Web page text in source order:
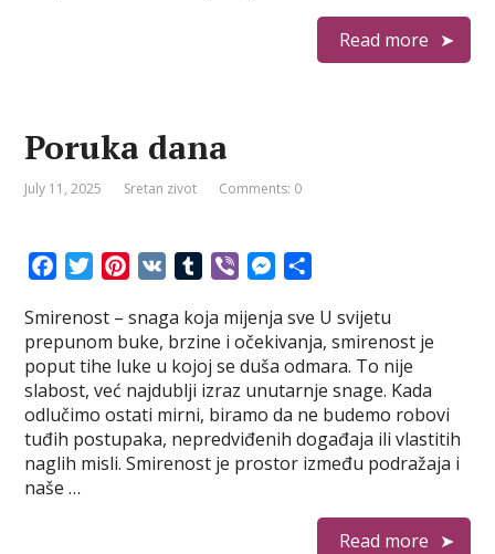
Read more
Poruka dana
July 11, 2025 Sretan zivot Comments: 0
c
e
b
o
o
k
T
i
t
t
e
r
n
t
e
r
e
s
m
b
l
r
b
e
r
M
s
s
e
n
g
e
a
r
e
Smirenost – snaga koja mijenja sve U svijetu
prepunom buke, brzine i očekivanja, smirenost je
poput tihe luke u kojoj se duša odmara. To nije
slabost, već najdublji izraz unutarnje snage. Kada
odlučimo ostati mirni, biramo da ne budemo robovi
tuđih postupaka, nepredviđenih događaja ili vlastitih
naglih misli. Smirenost je prostor između podražaja i
naše …
Read more